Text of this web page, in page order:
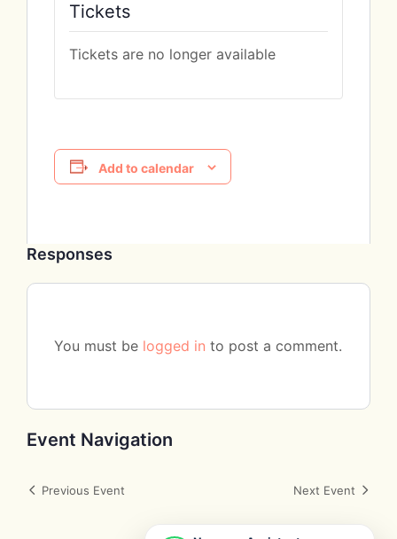
Tickets
Tickets are no longer available
Add to calendar
Responses
You must be logged in to post a comment.
Event Navigation
Previous Event Next Event